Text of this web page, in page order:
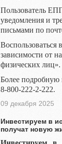
Пользователь
уведомления и
письмами по
зависимости от
физических лиц».
Более
8-800-222-2-222.
09 декабря 2025
Инвестируем в
получат новую